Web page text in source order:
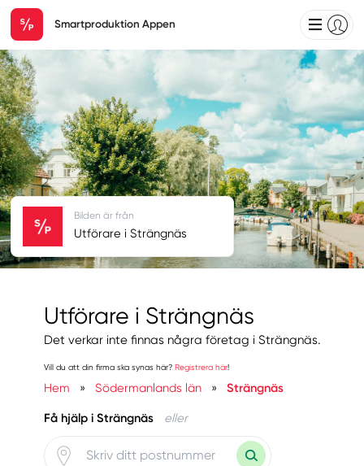
Smartproduktion Appen
Utförare i Strängnäs
Det verkar inte finnas några företag i Strängnäs.
Vill du att din firma ska synas här? Registrera här!
Hem » Södermanlands län » Strängnäs
Få hjälp i Strängnäs eller
Bilden är från
Utförare i Strängnäs